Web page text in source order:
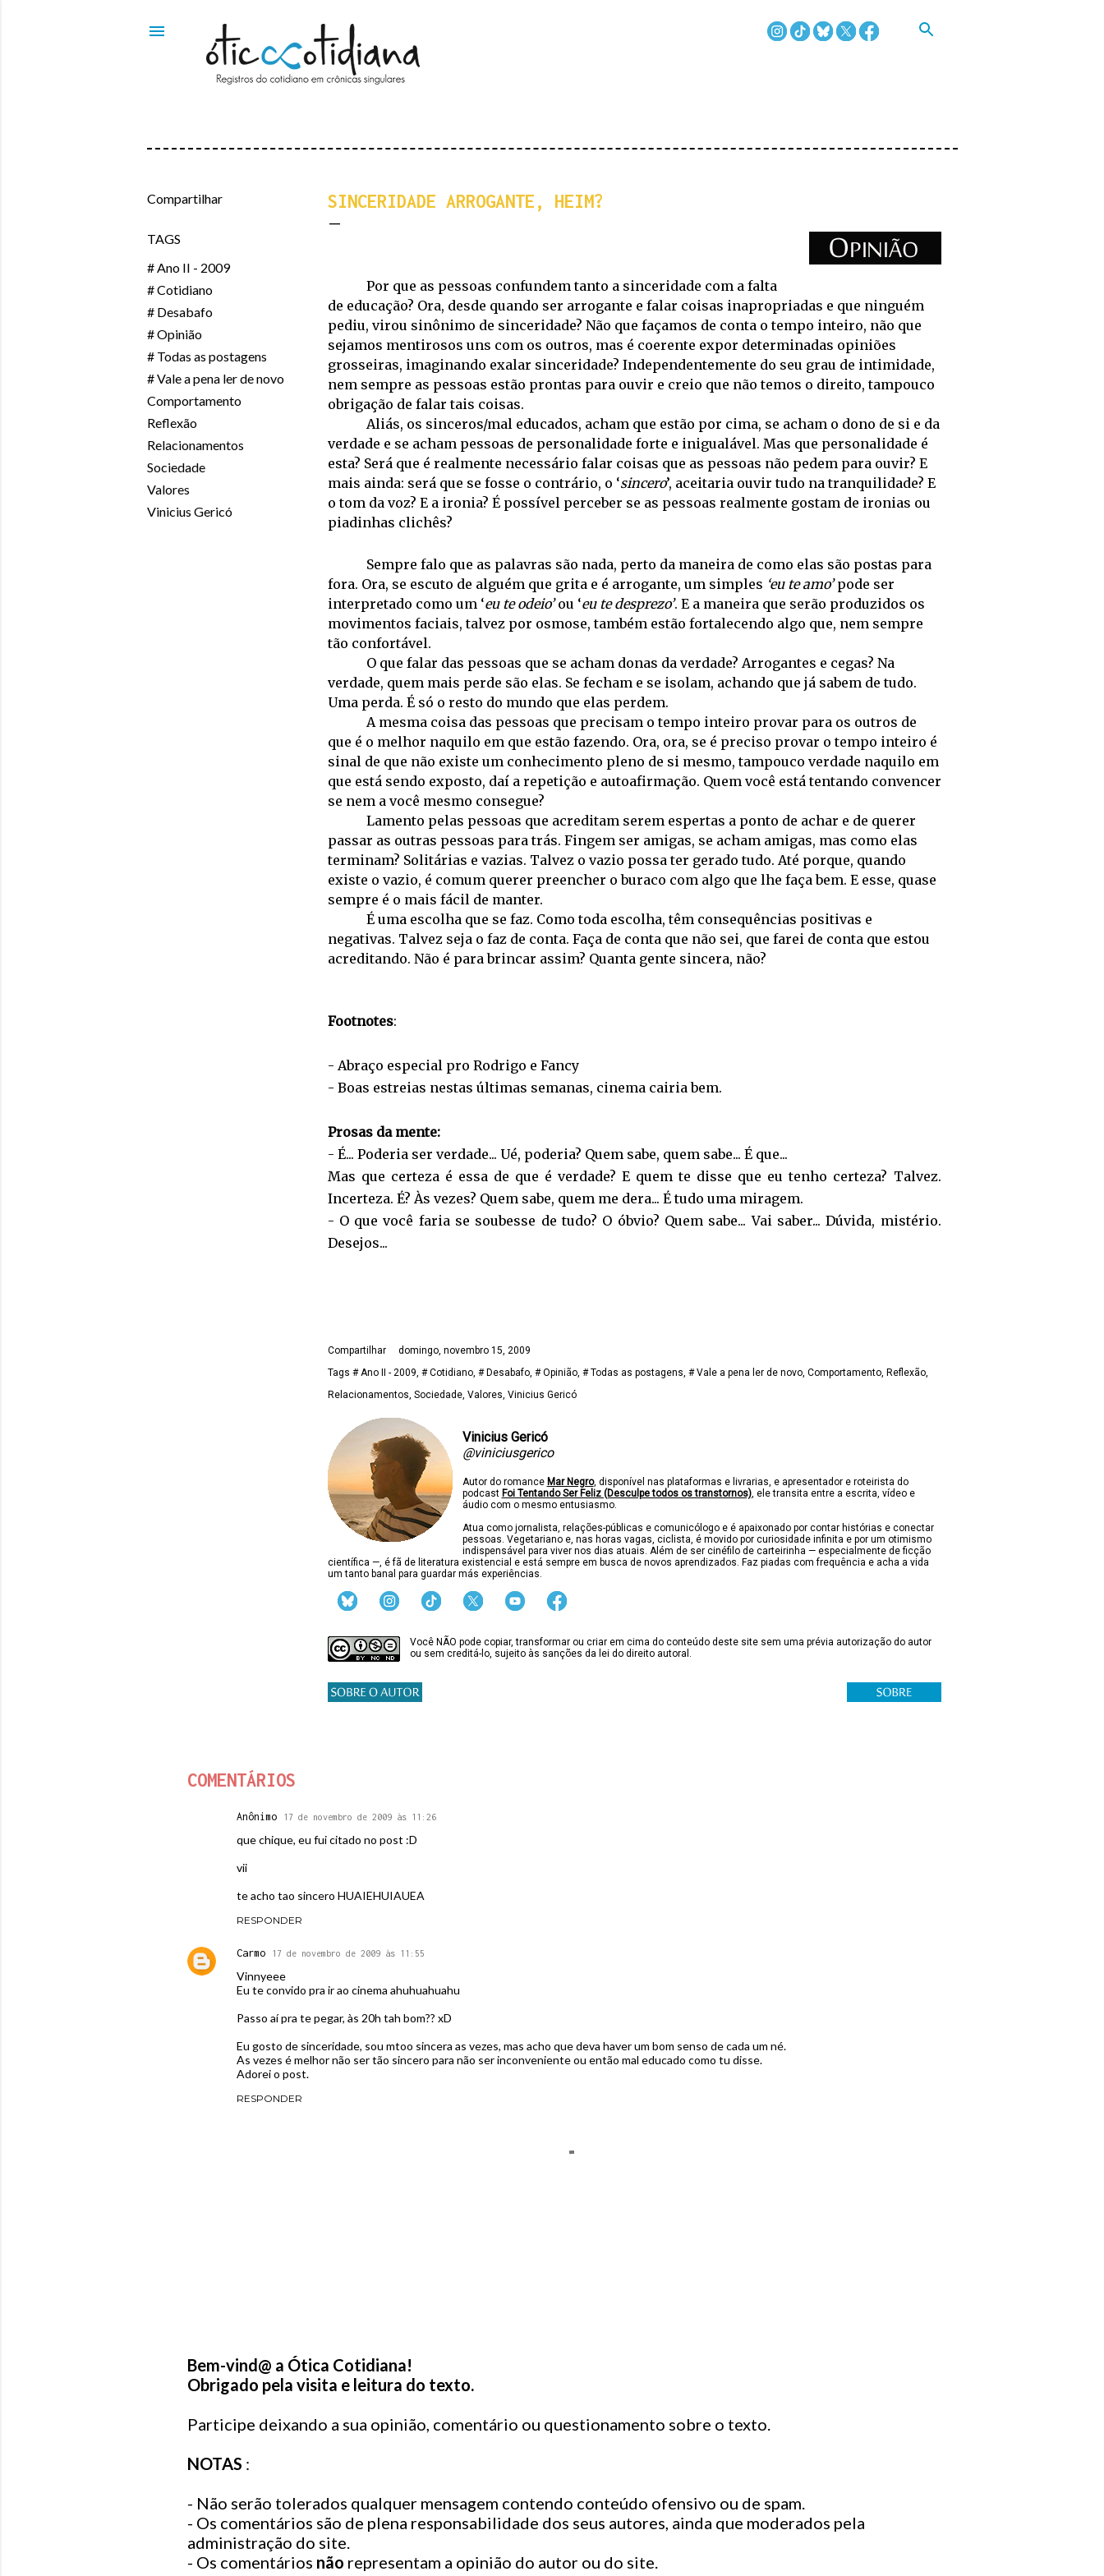
Compartilhar
TAGS
# Ano II - 2009
# Cotidiano
# Desabafo
# Opinião
# Todas as postagens
# Vale a pena ler de novo
Comportamento
Reflexão
Relacionamentos
Sociedade
Valores
Vinicius Gericó
SINCERIDADE ARROGANTE, HEIM?
Por que as pessoas confundem tanto a sinceridade com a falta
de educação? Ora, desde quando ser arrogante e falar coisas inapropriadas e que ninguém
pediu, virou sinônimo de sinceridade? Não que façamos de conta o tempo inteiro, não que
sejamos mentirosos uns com os outros, mas é coerente expor determinadas opiniões
grosseiras, imaginando exalar sinceridade? Independentemente do seu grau de intimidade,
nem sempre as pessoas estão prontas para ouvir e creio que não temos o direito, tampouco
obrigação de falar tais coisas.
Aliás, os sinceros/mal educados, acham que estão por cima, se acham o dono de si e da
verdade e se acham pessoas de personalidade forte e inigualável. Mas que personalidade é
esta? Será que é realmente necessário falar coisas que as pessoas não pedem para ouvir? E
mais ainda: será que se fosse o contrário, o ‘sincero’, aceitaria ouvir tudo na tranquilidade? E
o tom da voz? E a ironia? É possível perceber se as pessoas realmente gostam de ironias ou
piadinhas clichês?
Sempre falo que as palavras são nada, perto da maneira de como elas são postas para
fora. Ora, se escuto de alguém que grita e é arrogante, um simples ‘eu te amo’pode ser
interpretado como um ‘eu te odeio’ou ‘eu te desprezo’. E a maneira que serão produzidos os
movimentos faciais, talvez por osmose, também estão fortalecendo algo que, nem sempre
tão confortável.
O que falar das pessoas que se acham donas da verdade? Arrogantes e cegas? Na
verdade, quem mais perde são elas. Se fecham e se isolam, achando que já sabem de tudo.
Uma perda. É só o resto do mundo que elas perdem.
A mesma coisa das pessoas que precisam o tempo inteiro provar para os outros de
que é o melhor naquilo em que estão fazendo. Ora, ora, se é preciso provar o tempo inteiro é
sinal de que não existe um conhecimento pleno de si mesmo, tampouco verdade naquilo em
que está sendo exposto, daí a repetição e autoafirmação. Quem você está tentando convencer
se nem a você mesmo consegue?
Lamento pelas pessoas que acreditam serem espertas a ponto de achar e de querer
passar as outras pessoas para trás. Fingem ser amigas, se acham amigas, mas como elas
terminam? Solitárias e vazias. Talvez o vazio possa ter gerado tudo. Até porque, quando
existe o vazio, é comum querer preencher o buraco com algo que lhe faça bem. E esse, quase
sempre é o mais fácil de manter.
É uma escolha que se faz. Como toda escolha, têm consequências positivas e
negativas. Talvez seja o faz de conta. Faça de conta que não sei, que farei de conta que estou
acreditando. Não é para brincar assim? Quanta gente sincera, não?
Footnotes:
- Abraço especial pro Rodrigo e Fancy
- Boas estreias nestas últimas semanas, cinema cairia bem.
Prosas da mente:
- É... Poderia ser verdade... Ué, poderia? Quem sabe, quem sabe... É que...
Mas que certeza é essa de que é verdade? E quem te disse que eu tenho certeza? Talvez.
Incerteza. É? Às vezes? Quem sabe, quem me dera... É tudo uma miragem.
- O que você faria se soubesse de tudo? O óbvio? Quem sabe... Vai saber... Dúvida, mistério.
Desejos...
Compartilhar
domingo, novembro 15, 2009
Tags # Ano II - 2009 # Cotidiano # Desabafo # Opinião # Todas as postagens # Vale a pena ler de novo Comportamento
Reflexão
Relacionamentos Sociedade Valores Vinicius Gericó
Vinicius Gericó
@viniciusgerico
Autor do romance Mar Negro, disponível nas plataformas e livrarias, e apresentador e roteirista do
podcast Foi Tentando Ser Feliz (Desculpe todos os transtornos), ele transita entre a escrita, vídeo e
áudio com o mesmo entusiasmo.
Atua como jornalista, relações-públicas e comunicólogo e é apaixonado por contar histórias e conectar
pessoas. Vegetariano e, nas horas vagas, ciclista, é movido por curiosidade infinita e por um otimismo
indispensável para viver nos dias atuais. Além de ser cinéfilo de carteirinha — especialmente de ficção
científica —, é fã de literatura existencial e está sempre em busca de novos aprendizados. Faz piadas com frequência e acha a vida
um tanto banal para guardar más experiências.
Você NÃO pode copiar, transformar ou criar em cima do conteúdo deste site sem uma prévia autorização do autor
ou sem creditá-lo, sujeito às sanções da lei do direito autoral.
COMENTÁRIOS
Anônimo 17 de novembro de 2009 às 11:26
que chique, eu fui citado no post :D
vii
te acho tao sincero HUAIEHUIAUEA
RESPONDER
Carmo 17 de novembro de 2009 às 11:55
Vinnyeee
Eu te convido pra ir ao cinema ahuhuahuahu
Passo aí pra te pegar, às 20h tah bom?? xD
Eu gosto de sinceridade, sou mtoo sincera as vezes, mas acho que deva haver um bom senso de cada um né.
As vezes é melhor não ser tão sincero para não ser inconveniente ou então mal educado como tu disse.
Adorei o post.
RESPONDER
P
s
a
u
m
c
o
Bem-vind@ a Ótica Cotidiana!
Obrigado pela visita e leitura do texto.
Participe deixando a sua opinião, comentário ou questionamento sobre o texto.
NOTAS :
- Não serão tolerados qualquer mensagem contendo conteúdo ofensivo ou de spam.
- Os comentários são de plena responsabilidade dos seus autores, ainda que moderados pela
administração do site.
- Os comentários não representam a opinião do autor ou do site.